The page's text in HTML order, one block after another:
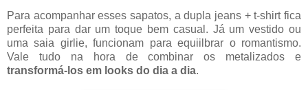
Para acompanhar esses sapatos, a dupla jeans + t-shirt fica
perfeita para dar um toque bem casual. Já um vestido ou
uma saia girlie, funcionam para equiilbrar o romantismo.
Vale tudo na hora de combinar os metalizados e
transformá-los em looks do dia a dia.